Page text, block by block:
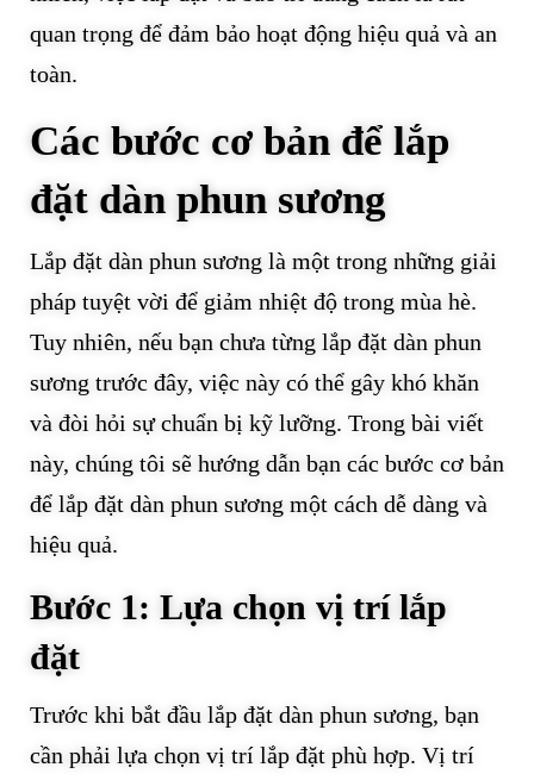
quan trọng để đảm bảo hoạt động hiệu quả và an
toàn.
Các bước cơ bản để lắp
đặt dàn phun sương
Lắp đặt dàn phun sương là một trong những giải
pháp tuyệt vời để giảm nhiệt độ trong mùa hè.
Tuy nhiên, nếu bạn chưa từng lắp đặt dàn phun
sương trước đây, việc này có thể gây khó khăn
và đòi hỏi sự chuẩn bị kỹ lưỡng. Trong bài viết
này, chúng tôi sẽ hướng dẫn bạn các bước cơ bản
để lắp đặt dàn phun sương một cách dễ dàng và
hiệu quả.
Bước 1: Lựa chọn vị trí lắp
đặt
Trước khi bắt đầu lắp đặt dàn phun sương, bạn
cần phải lựa chọn vị trí lắp đặt phù hợp. Vị trí